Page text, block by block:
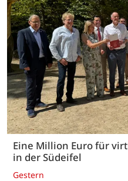
Eine Million Euro für
in der Südeifel
Gestern